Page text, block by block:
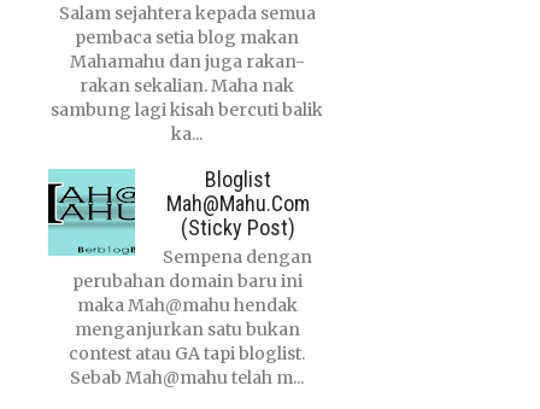
Salam sejahtera kepada semua
pembaca setia blog makan
Mahamahu dan juga rakan-
rakan sekalian. Maha nak
sambung lagi kisah bercuti balik
ka...
Bloglist
Mah@mahu.com
(Sticky Post)
Sempena dengan
perubahan domain baru ini
maka Mah@mahu hendak
menganjurkan satu bukan
contest atau GA tapi bloglist.
Sebab Mah@mahu telah m...